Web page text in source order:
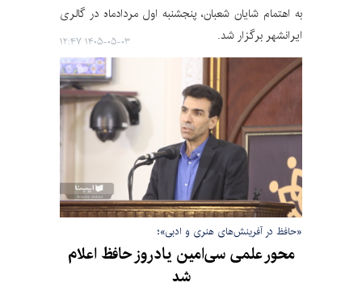
به اهتمام شایان شعبان، پنجشنبه اول مردادماه در گالری
ایرانشهر برگزار شد.
۱۴۰۵-۰۵-۰۳ ۱۲:۴۷
«حافظ در آفرینش‌های هنری و ادبی»؛
محور علمی سی‌امین یادروز حافظ اعلام
شد